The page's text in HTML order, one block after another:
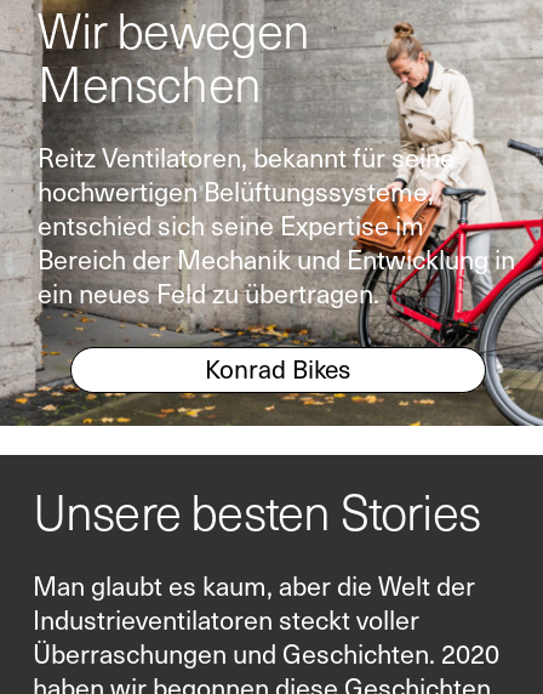
Wir bewegen
Menschen
Reitz Ventilatoren, bekannt für seine
hochwertigen Belüftungssysteme,
entschied sich seine Expertise im
Bereich der Mechanik und Entwicklung in
ein neues Feld zu übertragen.
Konrad Bikes
Unsere besten Stories
Man glaubt es kaum, aber die Welt der
Industrieventilatoren steckt voller
Überraschungen und Geschichten. 2020